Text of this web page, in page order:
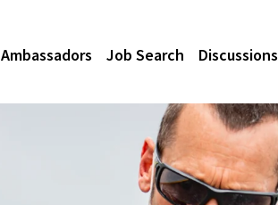
Ambassadors Job Search Discussions